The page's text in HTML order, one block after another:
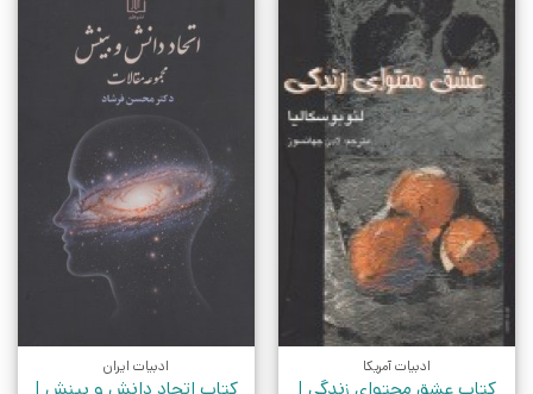
ادبیات آمریکا ادبیات ایران